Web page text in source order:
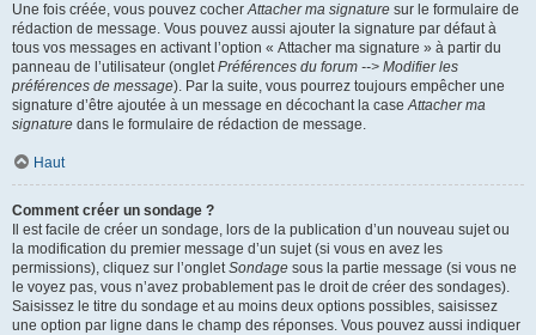
Une fois créée, vous pouvez cocherAttacher ma signature sur le formulaire de
rédaction de message. Vous pouvez aussi ajouter la signature par défaut à
tous vos messages en activant l’option « Attacher ma signature » à partir du
panneau de l’utilisateur (ongletPréférences du forum --> Modifier les
préférences de message). Par la suite, vous pourrez toujours empêcher une
signature d’être ajoutée à un message en décochant la caseAttacher ma
signature dans le formulaire de rédaction de message.
Haut
Comment créer un sondage ?
Il est facile de créer un sondage, lors de la publication d’un nouveau sujet ou
la modification du premier message d’un sujet (si vous en avez les
permissions), cliquez sur l’ongletSondage sous la partie message (si vous ne
le voyez pas, vous n’avez probablement pas le droit de créer des sondages).
Saisissez le titre du sondage et au moins deux options possibles, saisissez
une option par ligne dans le champ des réponses. Vous pouvez aussi indiquer